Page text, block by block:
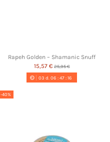
Rapeh Golden – Shamanic Snuff
15,57 € 25,95 €
03 d. 06 :47:16
-40%